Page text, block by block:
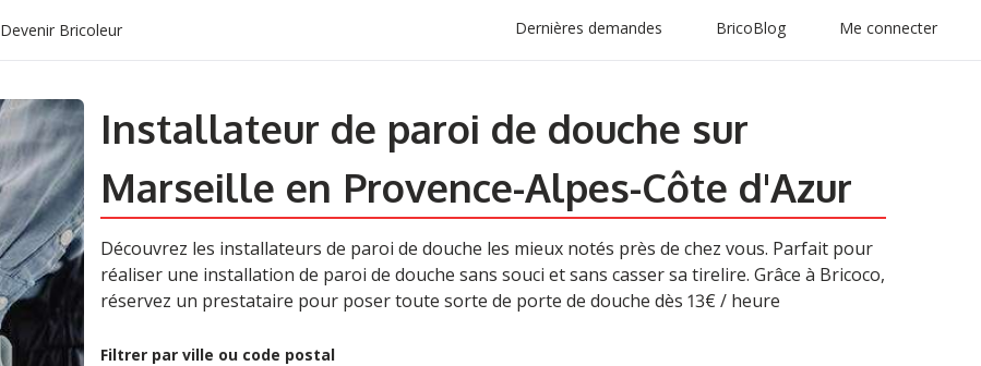
Devenir Bricoleur Dernières demandes BricoBlog Me connecter
Installateur de paroi de douche sur
Marseille en Provence-Alpes-Côte d'Azur
Découvrez les installateurs de paroi de douche les mieux notés près de chez vous. Parfait pour
réaliser une installation de paroi de douche sans souci et sans casser sa tirelire. Grâce à Bricoco,
réservez un prestataire pour poser toute sorte de porte de douche dès 13€ / heure
Filtrer par ville ou code postal